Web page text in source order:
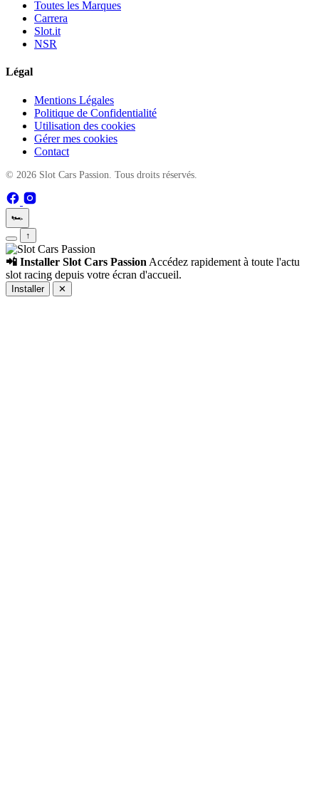
Toutes les Marques
Carrera
Slot.it
NSR
Légal
Mentions Légales
Politique de Confidentialité
Utilisation des cookies
Gérer mes cookies
Contact
© 2026 Slot Cars Passion. Tous droits réservés.
🏎️
↑
📲 Installer Slot Cars Passion Accédez rapidement à toute l'actu
slot racing depuis votre écran d'accueil.
Installer ✕